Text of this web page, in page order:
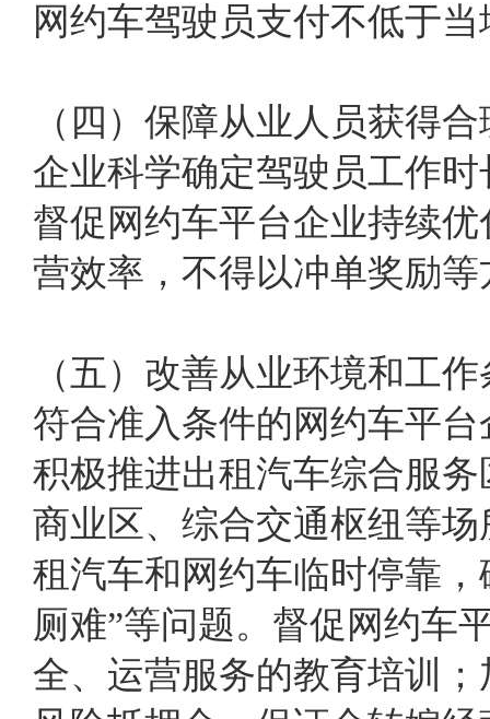
网约车驾驶员支付不低于
（四）保障从业人员获得
企业科学确定驾驶员工作
督促网约车平台企业持续
营效率，不得以冲单奖励
（五）改善从业环境和工
符合准入条件的网约车平
积极推进出租汽车综合服
商业区、综合交通枢纽等
租汽车和网约车临时停靠
厕难”等问题。督促网约车
全、运营服务的教育培训